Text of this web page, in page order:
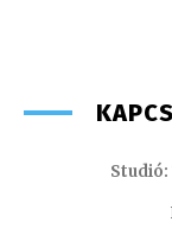
Studió: